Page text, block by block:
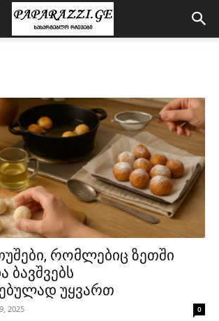
რომლებიც ზეთში
ბავშვებს
უყვართ
2025 0